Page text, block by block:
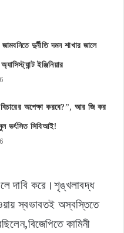
দুর্নীতি দমন শাখার জালে
ইঞ্জিনিয়ার
অপেক্ষা করবে?”, আর জি কর
ভর্ৎসিত সিবিআই!
দাবি করে।শৃঙ্খলাবদ্ধ
স্বভাবতই অস্বস্তিতে
কামিনী